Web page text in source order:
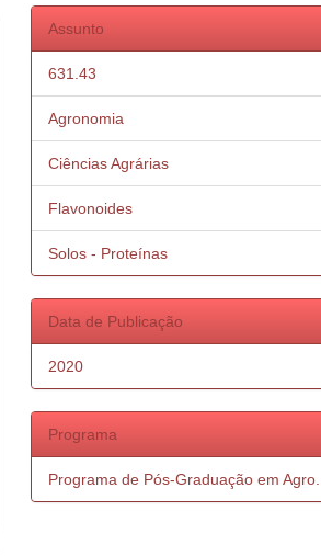
Assunto
631.43
Agronomia
Ciências Agrárias
Flavonoides
Solos - Proteínas
Data de Publicação
2020
Programa
Programa de Pós-Graduação em Agro...